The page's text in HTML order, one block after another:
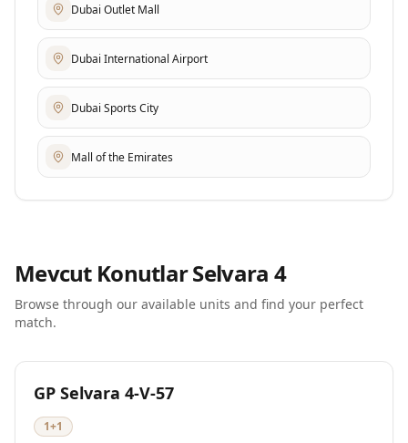
Dubai Outlet Mall
Dubai International Airport
Dubai Sports City
Mall of the Emirates
Mevcut KonutlarSelvara 4
Browse through our available units and find your perfect
match.
GP Selvara 4-V-57
1+1